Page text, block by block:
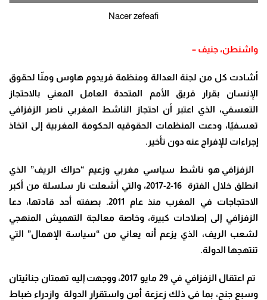
Nacer zefeafi
واشنطن، جنيف –
أشادت كل من لجنة العدالة ومنظمة فريدوم هاوس ومنّا لحقوق
الإنسان بقرار فريق الأمم المتحدة العامل المعني بالاحتجاز
التعسفي، الذي اعتبر أن احتجاز الناشط المغربي ناصر الزفزافي
تعسفيًا، ودعت المنظمات الحقوقيه الحكومة المغربية إلى اتخاذ
إجراءات للإفراج عنه دون تأخير.
الزفزافي هو ناشط سياسي مغربي وزعيم “حراك الريف” الذي
انطلق خلال الفترة 16-2-2017
، والتي أشعلت نار سلسلة من أكبر
الاحتجاجات في المغرب منذ عام 2011. بصفته أحد قادتها، دعا
الزفزافي إلى إصلاحات كبيرة، وخاصة معالجة التهميش المنهجي
لشعب الريف، الذي يزعم أنه يعاني من “سياسة الإهمال” التي
تنتهجها الدولة.
تم اعتقال الزفزافي في 29 مايو 2017، ووجهت إليه تهمتان جنائيتان
وسبع جنح، بما في ذلك زعزعة أمن واستقرار الدولة وازدراء ضباط